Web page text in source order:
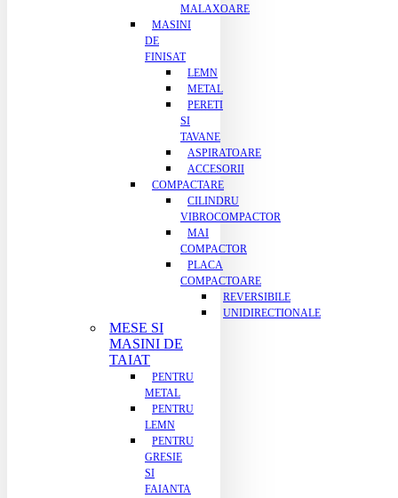
MALAXOARE
MASINI
DE
FINISAT
LEMN
METAL
PERETI
SI
TAVANE
ASPIRATOARE
ACCESORII
COMPACTARE
CILINDRU
VIBROCOMPACTOR
MAI
COMPACTOR
PLACA
COMPACTOARE
REVERSIBILE
UNIDIRECTIONALE
MESE SI
MASINI DE
TAIAT
PENTRU
METAL
PENTRU
LEMN
PENTRU
GRESIE
SI
FAIANTA